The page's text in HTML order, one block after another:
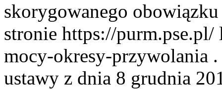
skorygowanego
stronie https://
mocy-okresy-przywolania
ustawy z dnia 8 grudnia